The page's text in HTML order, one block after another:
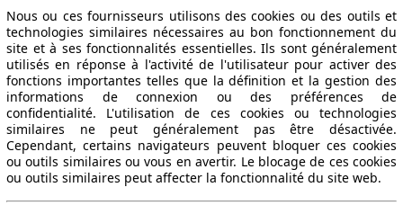
Nous ou ces fournisseurs utilisons des cookies ou des outils et
technologies similaires nécessaires au bon fonctionnement du
site et à ses fonctionnalités essentielles. Ils sont généralement
utilisés en réponse à l'activité de l'utilisateur pour activer des
fonctions importantes telles que la définition et la gestion des
informations de connexion ou des préférences de
confidentialité. L'utilisation de ces cookies ou technologies
similaires ne peut généralement pas être désactivée.
Cependant, certains navigateurs peuvent bloquer ces cookies
ou outils similaires ou vous en avertir. Le blocage de ces cookies
ou outils similaires peut affecter la fonctionnalité du site web.